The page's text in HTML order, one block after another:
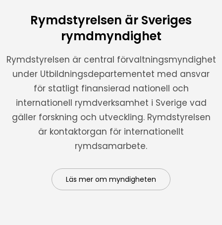
Rymdstyrelsen är Sveriges
rymdmyndighet
Rymdstyrelsen är central förvaltningsmyndighet
under Utbildningsdepartementet med ansvar
för statligt finansierad nationell och
internationell rymdverksamhet i Sverige vad
gäller forskning och utveckling. Rymdstyrelsen
är kontaktorgan för internationellt
rymdsamarbete.
Läs mer om myndigheten